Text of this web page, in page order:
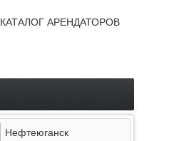
КАТАЛОГ АРЕНДАТОРОВ
Нефтеюганск